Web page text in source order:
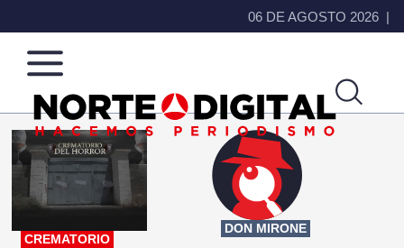
06 DE AGOSTO 2026
Norte
de
Ciudad
Más
que
noticias,
hacemos periodismo
CREMATORIO
DON MIRONE